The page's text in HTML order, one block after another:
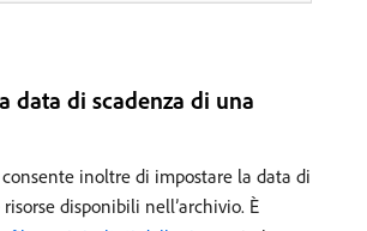
data di scadenza di una
consente inoltre di impostare la data di
disponibili nell’archivio. È